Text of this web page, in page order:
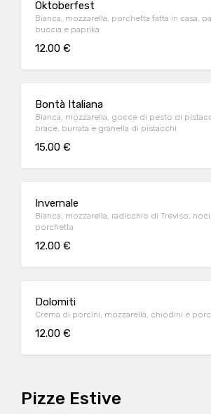
Oktoberfest
Bianca, mozzarella, porchetta fatta in casa,
buccia e paprika
12.00 €
Bontà Italiana
Bianca, mozzarella, gocce di pesto di
brace, burrata e granella di pistacchi
15.00 €
Invernale
Bianca, mozzarella, radicchio di Treviso,
porchetta
12.00 €
Dolomiti
Crema di porcini, mozzarella, chiodini e
12.00 €
Pizze Estive